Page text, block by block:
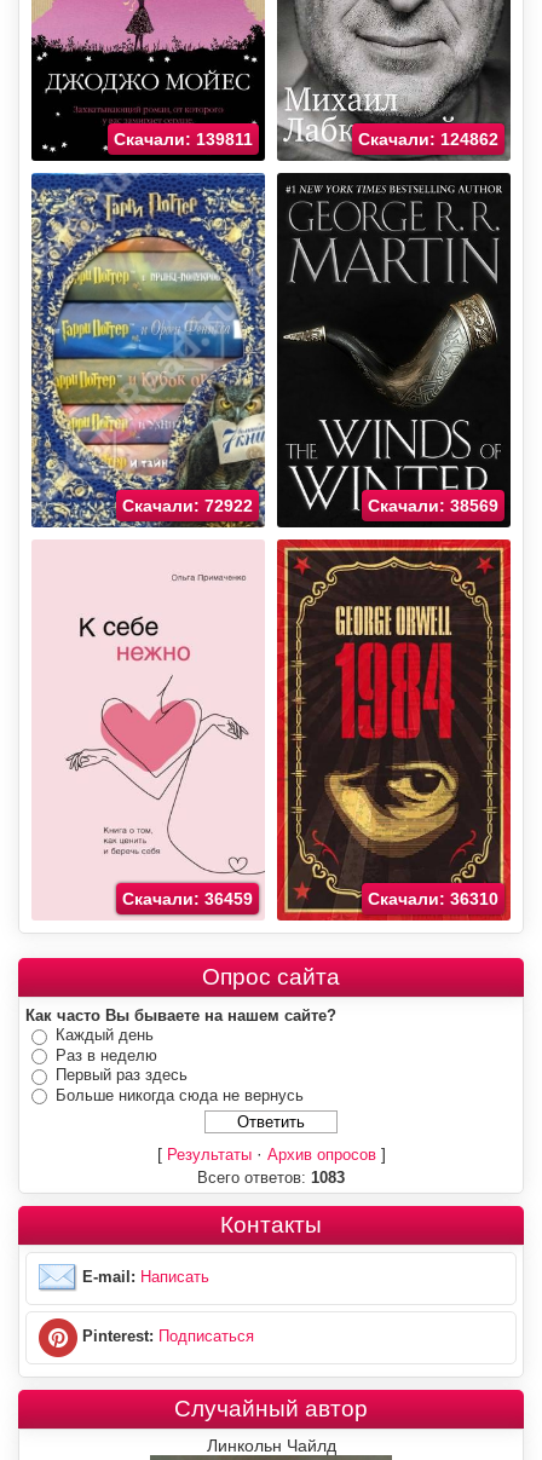
Скачали: 139811 Скачали: 124862
Скачали: 72922 Скачали: 38569
Скачали: 36459 Скачали: 36310
Опрос сайта
Как часто Вы бываете на нашем сайте?
Каждый день
Раз в неделю
Первый раз здесь
Больше никогда сюда не вернусь
[ Результаты· Архив опросов]
Всего ответов: 1083
Контакты
E-mail: Написать
Pinterest: Подписаться
Случайный автор
Линкольн Чайлд